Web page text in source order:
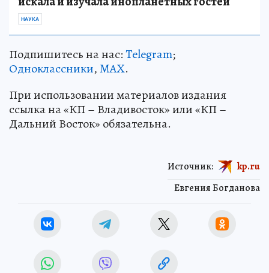
НАУКА
Подпишитесь на нас:Telegram;
Одноклассники,MAX.
При использовании материалов издания
ссылка на «КП – Владивосток» или «КП –
Дальний Восток» обязательна.
Евгения Богданова
Источник: kp.ru